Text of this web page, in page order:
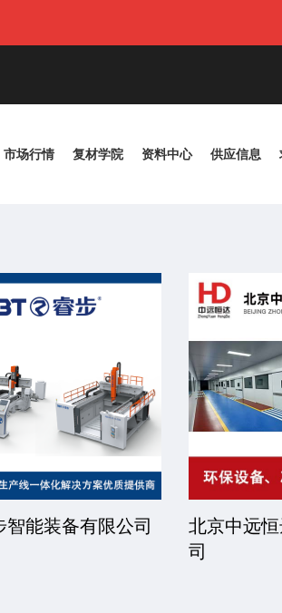
市场行情 复材学院 资料中心 供应信息
智能装备有限公司
北京中远
司